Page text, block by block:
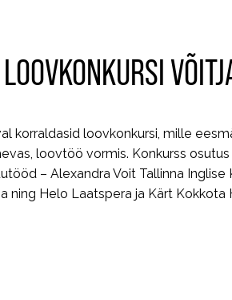
korraldasid loovkonkursi, mille
loovtöö vormis. Konkurss
– Alexandra Voit Tallinna
ning Helo Laatspera ja Kärt Kokkota